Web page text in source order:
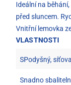
Ideální na
před sluncem.
Vnitřní lemovka
VLASTNOSTI
SPodyšný,
Snadno